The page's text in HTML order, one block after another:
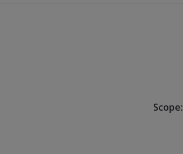
Scope: